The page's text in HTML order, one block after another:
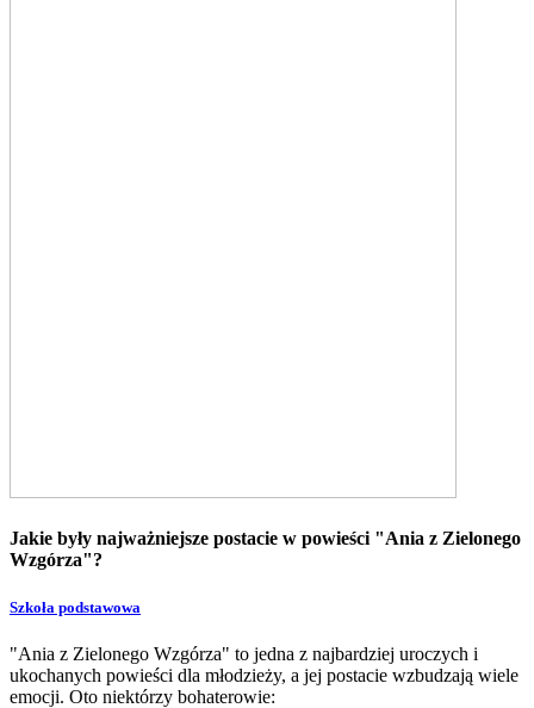
Jakie były najważniejsze postacie w powieści "Ania z Zielonego
Wzgórza"?
Szkoła podstawowa
"Ania z Zielonego Wzgórza" to jedna z najbardziej uroczych i
ukochanych powieści dla młodzieży, a jej postacie wzbudzają wiele
emocji. Oto niektórzy bohaterowie: